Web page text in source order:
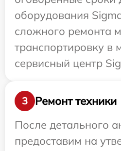
оборудования
сложного ремонта
транспортировку в
сервисный центр
3
Ремонт техники
После детального
предоставим на